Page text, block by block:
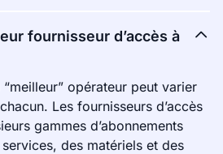
fournisseur d’accès à
opérateur peut varier
Les fournisseurs d’accès
gammes d’abonnements
des matériels et des